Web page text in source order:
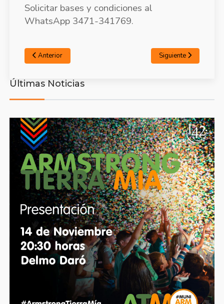
Solicitar bases y condiciones al
WhatsApp 3471-341769.
Anterior Siguiente
Últimas Noticias